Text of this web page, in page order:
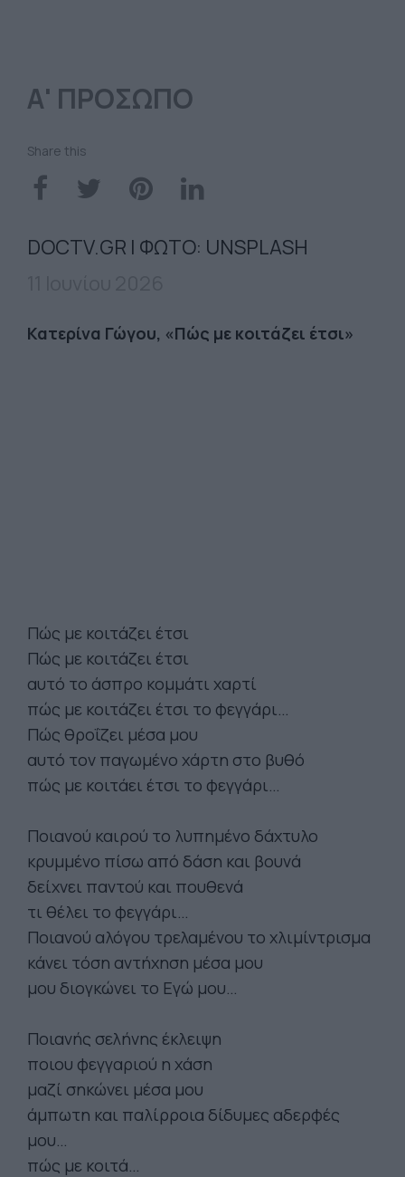
Α' ΠΡΟΣΩΠΟ
Share this
DOCTV.GR | ΦΩΤΟ: UNSPLASH
Κατερίνα Γώγου, «Πώς με κοιτάζει έτσι»
Πώς με κοιτάζει έτσι
Πώς με κοιτάζει έτσι
αυτό το άσπρο κομμάτι χαρτί
πώς με κοιτάζει έτσι το φεγγάρι…
Πώς θροΐζει μέσα μου
αυτό τον παγωμένο χάρτη στο βυθό
πώς με κοιτάει έτσι το φεγγάρι…
Ποιανού καιρού το λυπημένο δάχτυλο
κρυμμένο πίσω από δάση και βουνά
δείχνει παντού και πουθενά
τι θέλει το φεγγάρι…
Ποιανού αλόγου τρελαμένου το χλιμίντρισμα
κάνει τόση αντήχηση μέσα μου
μου διογκώνει το Εγώ μου…
Ποιανής σελήνης έκλειψη
ποιου φεγγαριού η χάση
μαζί σηκώνει μέσα μου
άμπωτη και παλίρροια δίδυμες αδερφές
μου…
πώς με κοιτά…